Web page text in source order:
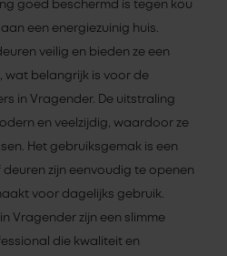
goed beschermd is tegen kou
een energiezuinig huis.
veilig en bieden ze een
wat belangrijk is voor de
in Vragender. De uitstraling
en veelzijdig, waardoor ze
Het gebruiksgemak is een
zijn eenvoudig te openen
voor dagelijks gebruik.
Vragender zijn een slimme
die kwaliteit en